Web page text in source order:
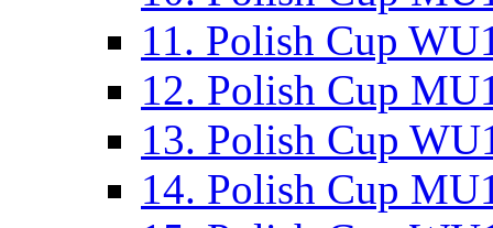
11. Polish Cup
12. Polish Cup
13. Polish Cup
14. Polish Cup